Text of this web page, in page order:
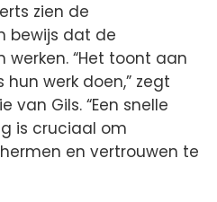
zien de
bewijs dat de
“Het toont aan
werk doen,” zegt
van Gils. “Een snelle
is cruciaal om
en vertrouwen te